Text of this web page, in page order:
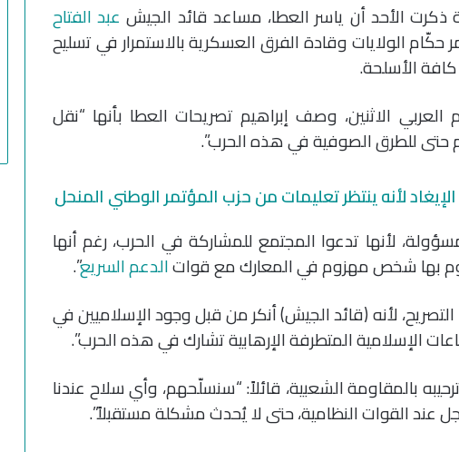
ذكرت الأحد أن ياسر العطا، مساعد قائد الجيشعبد الفتاح
حكّام الولايات وقادة الفرق العسكرية بالاستمرار في تسليح
الأسلحة.
الاثنين، وصف إبراهيم تصريحات العطا بأنها “نقل
حتى للطرق الصوفية في هذه الحرب”.
لأنه ينتظر تعليمات من حزب المؤتمر الوطني المنحل
لأنها تدعوا المجتمع للمشاركة في الحرب، رغم أنها
بها شخص مهزوم في المعارك مع قواتالدعم السريع”.
التصريح، لأنه (قائد الجيش) أنكر من قبل وجود الإسلاميين في
الإسلامية المتطرفة الإرهابية تشارك في هذه الحرب”.
بالمقاومة الشعبية، قائلاً: “سنسلّحهم، وأي سلاح عندنا
القوات النظامية، حتى لا يُحدث مشكلة مستقبلاً”.